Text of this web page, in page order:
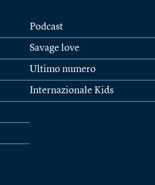
Podcast
Savage love
Ultimo numero
Internazionale Kids